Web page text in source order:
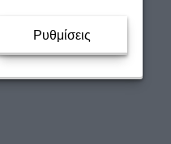
Ρυθμίσεις